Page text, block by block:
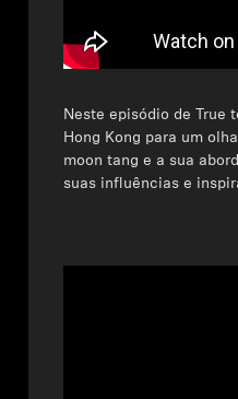
Neste episódio de True
Hong Kong para um
moon tang e a sua
suas influências e